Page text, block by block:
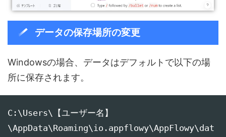
データの保存場所の変更
Windowsの場合、データはデフォルトで以下の場
所に保存されます。
C:\Users\【ユーザー名】
\AppData\Roaming\io.appflowy\AppFlowy\dat